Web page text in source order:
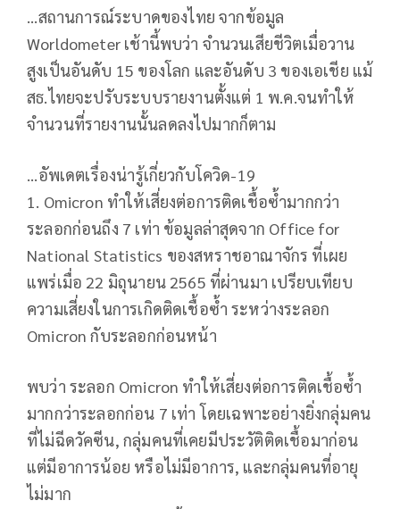
...สถานการณ์ระบาดของไทย จากข้อมูล
Worldometer เช้านี้พบว่า จำนวนเสียชีวิตเมื่อวาน
สูงเป็นอันดับ 15 ของโลก และอันดับ 3 ของเอเชีย แม้
สธ.ไทยจะปรับระบบรายงานตั้งแต่ 1 พ.ค.จนทำให้
จำนวนที่รายงานนั้นลดลงไปมากก็ตาม
...อัพเดตเรื่องน่ารู้เกี่ยวกับโควิด-19
1. Omicron ทำให้เสี่ยงต่อการติดเชื้อซ้ำมากกว่า
ระลอกก่อนถึง 7 เท่า ข้อมูลล่าสุดจาก Office for
National Statistics ของสหราชอาณาจักร ที่เผย
แพร่เมื่อ 22 มิถุนายน 2565 ที่ผ่านมา เปรียบเทียบ
ความเสี่ยงในการเกิดติดเชื้อซ้ำ ระหว่างระลอก
Omicron กับระลอกก่อนหน้า
พบว่า ระลอก Omicron ทำให้เสี่ยงต่อการติดเชื้อซ้ำ
มากกว่าระลอกก่อน 7 เท่า โดยเฉพาะอย่างยิ่งกลุ่มคน
ที่ไม่ฉีดวัคซีน, กลุ่มคนที่เคยมีประวัติติดเชื้อมาก่อน
แต่มีอาการน้อย หรือไม่มีอาการ, และกลุ่มคนที่อายุ
ไม่มาก